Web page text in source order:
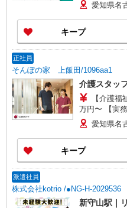
愛知県名
キープ
正社員
そんぽの家 上飯田/1096aa1
介護スタッ
【介護
万円〜 【実務者研修】 月給：265,000円 年収例：
360万円〜 【初任者研修・無資格】 月給：
249,300円 年収例：
がい向上手当
当（月平均5
当を含みま
分〜）
愛知県名
キープ
派遣社員
株式会社kotrio /●NG-H-2029536
新守山駅｜